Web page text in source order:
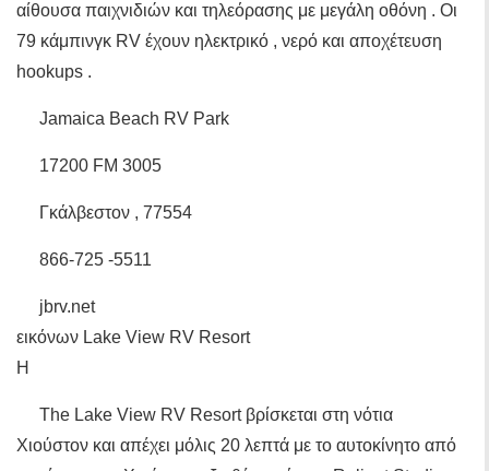
αίθουσα παιχνιδιών και τηλεόρασης με μεγάλη οθόνη . Οι
79 κάμπινγκ RV έχουν ηλεκτρικό , νερό και αποχέτευση
hookups .
Jamaica Beach RV Park
17200 FM 3005
Γκάλβεστον , 77554
866-725 -5511
jbrv.net
εικόνων Lake View RV Resort
Η
The Lake View RV Resort βρίσκεται στη νότια
Χιούστον και απέχει μόλις 20 λεπτά με το αυτοκίνητο από